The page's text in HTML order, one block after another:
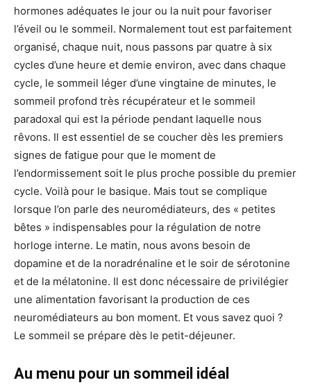
hormones adéquates le jour ou la nuit pour favoriser
l’éveil ou le sommeil. Normalement tout est parfaitement
organisé, chaque nuit, nous passons par quatre à six
cycles d’une heure et demie environ, avec dans chaque
cycle, le sommeil léger d’une vingtaine de minutes, le
sommeil profond très récupérateur et le sommeil
paradoxal qui est la période pendant laquelle nous
rêvons. Il est essentiel de se coucher dès les premiers
signes de fatigue pour que le moment de
l’endormissement soit le plus proche possible du premier
cycle. Voilà pour le basique. Mais tout se complique
lorsque l’on parle des neuromédiateurs, des « petites
bêtes » indispensables pour la régulation de notre
horloge interne. Le matin, nous avons besoin de
dopamine et de la noradrénaline et le soir de sérotonine
et de la mélatonine. Il est donc nécessaire de privilégier
une alimentation favorisant la production de ces
neuromédiateurs au bon moment. Et vous savez quoi ?
Le sommeil se prépare dès le petit-déjeuner.
Au menu pour un sommeil idéal